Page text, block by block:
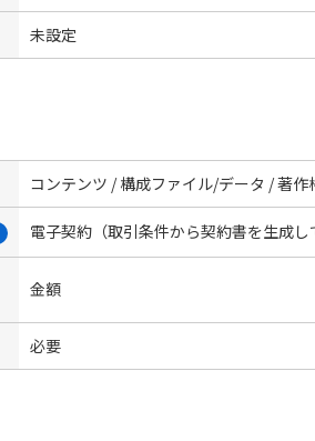
未設定
コンテンツ / 構成ファイル/データ / 著作
電子契約（取引条件から契約書を生成し
金額
必要